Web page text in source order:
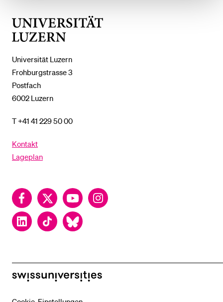
Universität Luzern
Frohburgstrasse 3
Postfach
6002 Luzern
T +41 41 229 50 00
Kontakt
Lageplan
FacebookTwitter YouTubeInstagram
LinkedInTikTok Bluesky
swissuniversities